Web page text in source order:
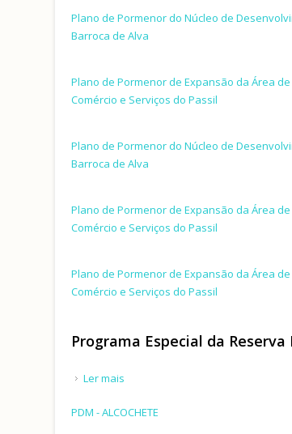
Plano de Pormenor do Núcleo de
Barroca de Alva
Plano de Pormenor de Expansão da Área de
Comércio e Serviços do Passil
Plano de Pormenor do Núcleo de
Barroca de Alva
Plano de Pormenor de Expansão da Área de
Comércio e Serviços do Passil
Plano de Pormenor de Expansão da Área de
Comércio e Serviços do Passil
Programa Especial da
Ler mais
PDM - ALCOCHETE